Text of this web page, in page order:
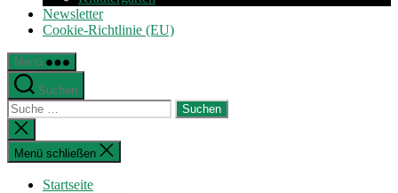
Newsletter
Cookie-Richtlinie (EU)
Menü
Suchen
Suche
nach:
Suche
schließen
Menü schließen
Startseite